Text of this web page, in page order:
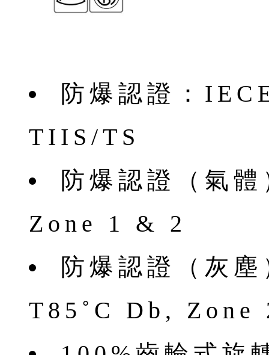
防爆認證：
TIIS/TS
防爆認證（氣
Zone 1 & 2
防爆認證（灰
T85˚C Db, Zone